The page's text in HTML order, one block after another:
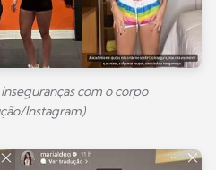
com o corpo
Instagram)